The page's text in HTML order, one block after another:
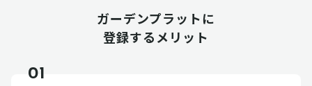
ガーデンプラットに
登録するメリット
01